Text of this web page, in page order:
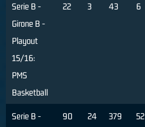
Serie B -
Girone B -
Playout
15/16:
PMS
Basketball
22 3 43 6
Serie B -
90 24 379 52